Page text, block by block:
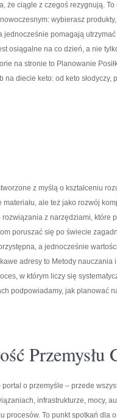
że ciągle z czegoś rezygnują.
wybierasz
jednocześnie pomagają
osiągalne na co dzień, a nie
na stronie to Planowanie
diecie keto: od keto
z myślą o kształceniu
materiału, ale też jako rozwój
rozwiązania z narzędziami, które
poruszać się po świecie
a jednocześnie
adresy to Metody
w którym liczy się
podpowiadamy, jak planować
Przemysłu
portal o przemyśle – przede
infrastrukturze, mocy,
procesów. To punkt spotkań dla